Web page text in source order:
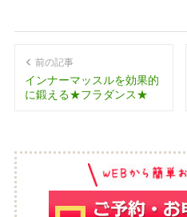
前の記事
インナーマッスルを効果的
に鍛える★フラダンス★